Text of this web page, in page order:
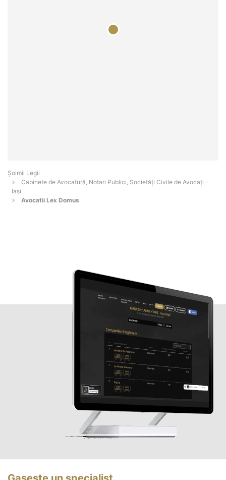
Șoimii Legii
Cabinete de Avocatură, Notari Publici, Societăți Civile de Avocați -
Iaşi
Avocatii Lex Domus